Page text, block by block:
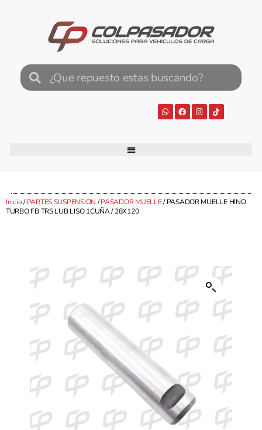
Inicio/PARTES SUSPENSION /PASADOR MUELLE/ PASADOR MUELLE HINO
TURBO FB TRS LUB LISO 1CUÑA / 28X120